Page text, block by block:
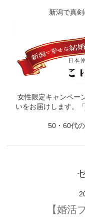
新潟で真
女性限定キャンペー
いをお届けします。
50・60代
【婚活